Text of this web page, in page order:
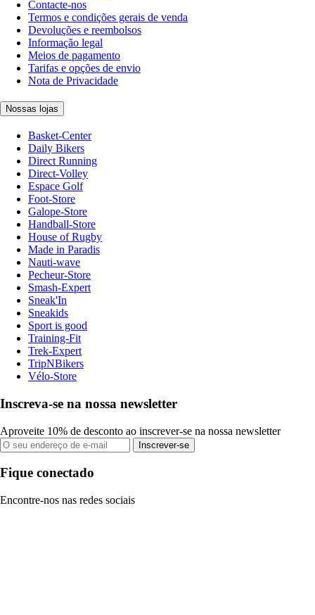
Contacte-nos
Termos e condições gerais de venda
Devoluções e reembolsos
Informação legal
Meios de pagamento
Tarifas e opções de envio
Nota de Privacidade
Nossas lojas
Basket-Center
Daily Bikers
Direct Running
Direct-Volley
Espace Golf
Foot-Store
Galope-Store
Handball-Store
House of Rugby
Made in Paradis
Nauti-wave
Pecheur-Store
Smash-Expert
Sneak'In
Sneakids
Sport is good
Training-Fit
Trek-Expert
TripNBikers
Vélo-Store
Inscreva-se na nossa newsletter
Aproveite 10% de desconto ao inscrever-se na nossa newsletter
Inscrever-se
Fique conectado
Encontre-nos nas redes sociais